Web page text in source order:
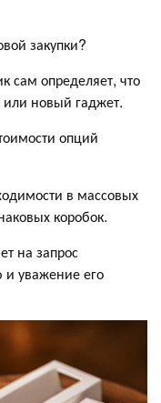
закупки?
сам определяет, что
или новый гаджет.
опций
в массовых
коробок.
на запрос
и уважение его